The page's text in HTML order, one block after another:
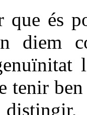
que és
diem
tenir